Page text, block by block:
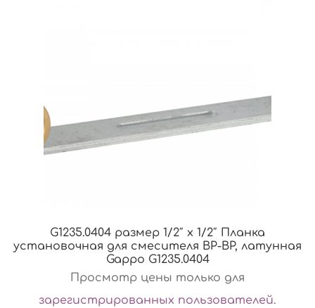
G1235.0404 размер 1/2″ х 1/2″ Планка
установочная для смесителя ВР-ВР, латунная
Gappo G1235.0404
Просмотр цены только для
зарегистрированных пользователей.